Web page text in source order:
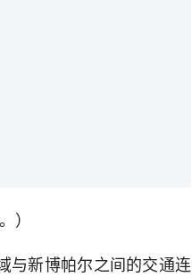
）
与新博帕尔之间的交通连